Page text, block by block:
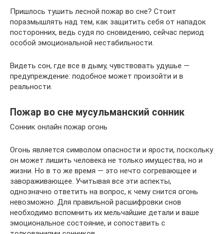
Пришлось тушить лесной пожар во сне? Стоит
поразмышлять над тем, как защитить себя от нападок
посторонних, ведь судя по сновидению, сейчас период
особой эмоциональной нестабильности.
Видеть сон, где все в дыму, чувствовать удушье —
предупреждение: подобное может произойти и в
реальности.
Пожар во сне мусульманский сонник
Сонник онлайн пожар огонь
Огонь является символом опасности и ярости, поскольку
он может лишить человека не только имущества, но и
жизни. Но в то же время — это нечто согревающее и
завораживающее. Учитывая все эти аспекты,
однозначно ответить на вопрос, к чему снится огонь
невозможно. Для правильной расшифровки снов
необходимо вспомнить их мельчайшие детали и ваше
эмоциональное состояние, и сопоставить с